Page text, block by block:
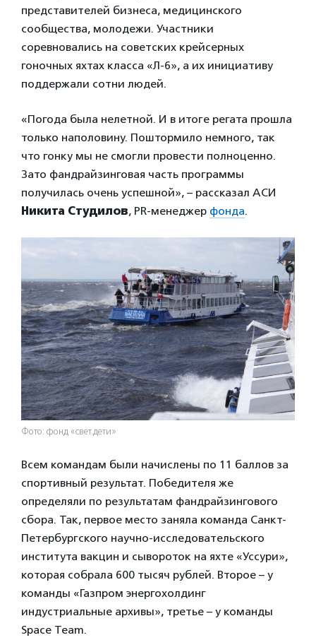
представителей бизнеса, медицинского
сообщества, молодежи. Участники
соревновались на советских крейсерных
гоночных яхтах класса «Л-6», а их инициативу
поддержали сотни людей.
«Погода была нелетной. И в итоге регата прошла
только наполовину. Поштормило немного, так
что гонку мы не смогли провести полноценно.
Зато фандрайзинговая часть программы
получилась очень успешной», – рассказал АСИ
Никита Студилов, PR-менеджер фонда.
Фото: фонд «свет.дети»
Всем командам были начислены по 11 баллов за
спортивный результат. Победителя же
определяли по результатам фандрайзингового
сбора. Так, первое место заняла команда Санкт-
Петербургского научно-исследовательского
института вакцин и сывороток на яхте «Уссури»,
которая собрала 600 тысяч рублей. Второе – у
команды «Газпром энергохолдинг
индустриальные архивы», третье – у команды
Space Team.